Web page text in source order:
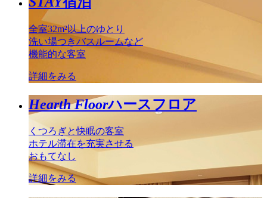
全室32m²以上のゆとり
洗い場つきバスルームなど
機能的な客室
詳細をみる
Hearth Floorハースフロア
くつろぎと快眠の客室
ホテル滞在を充実させる
おもてなし
詳細をみる